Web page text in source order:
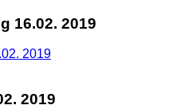
16.02. 2019
2019